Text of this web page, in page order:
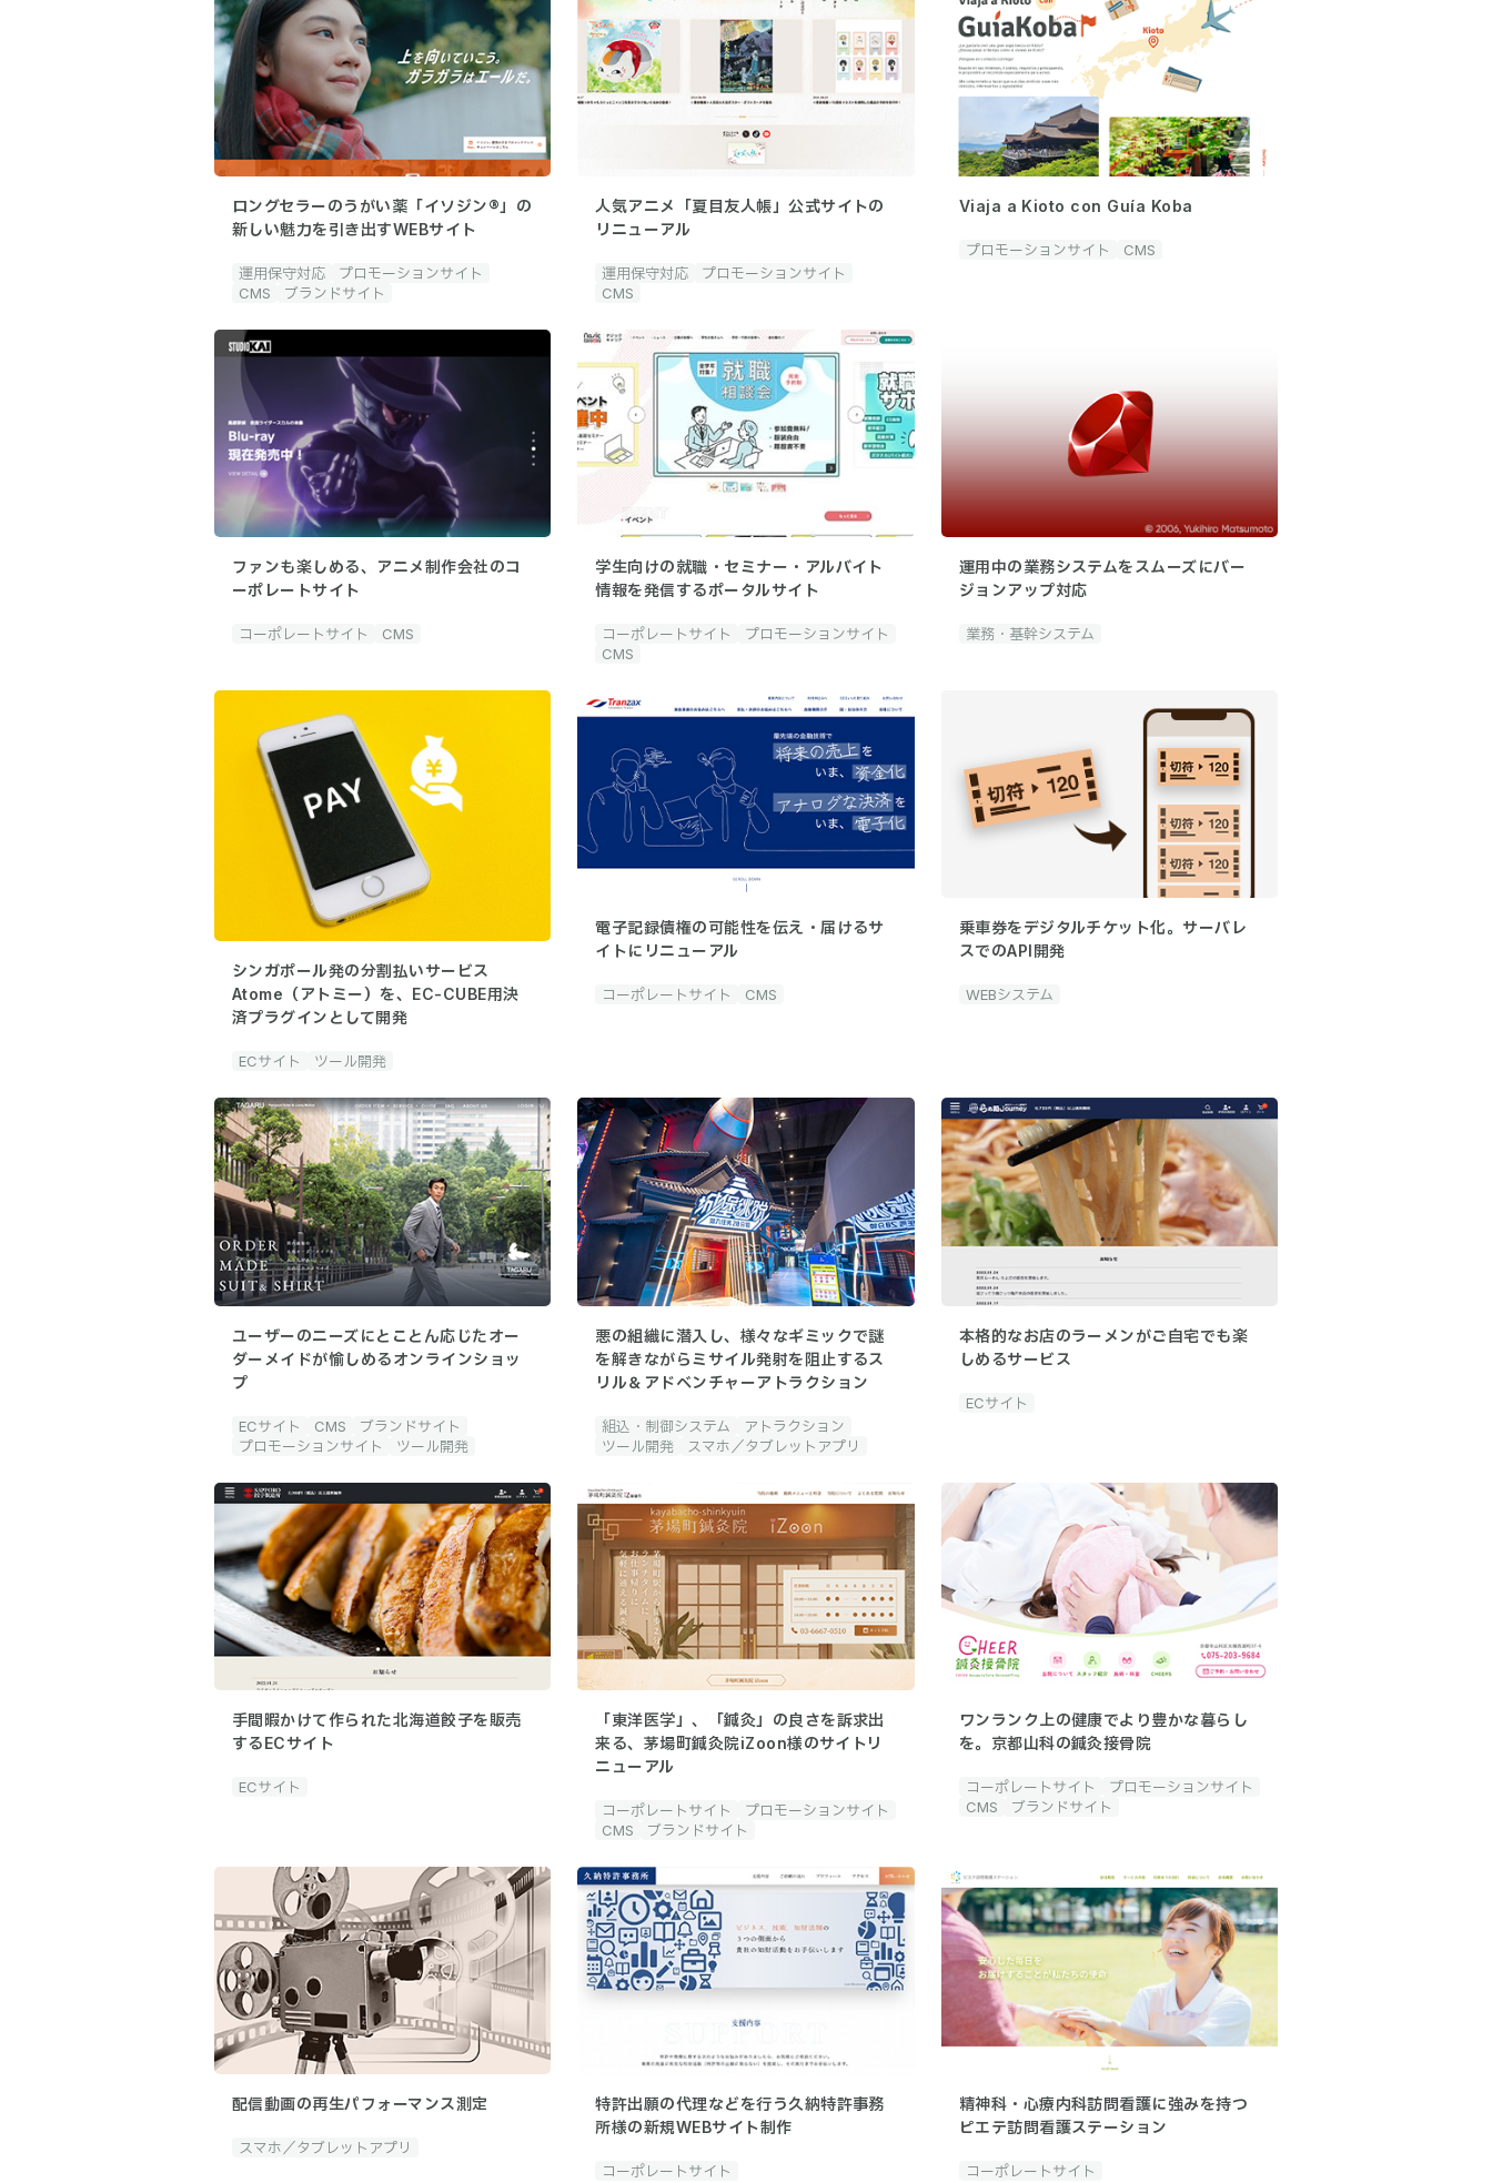
ロングセラーのうがい薬「イソジン®」の
新しい魅力を引き出すWEBサイト
運用保守対応
プロモーションサイト
CMS
ブランドサイト
人気アニメ「夏目友人帳」公式サイトの
リニューアル
運用保守対応
プロモーションサイト
CMS
Viaja a Kioto con Guía Koba
プロモーションサイト CMS
ファンも楽しめる、アニメ制作会社のコ
ーポレートサイト
コーポレートサイト CMS
学生向けの就職・セミナー・アルバイト
情報を発信するポータルサイト
コーポレートサイト
プロモーションサイト
CMS
運用中の業務システムをスムーズにバー
ジョンアップ対応
業務・基幹システム
シンガポール発の分割払いサービス
Atome（アトミー）を、EC-CUBE用決
済プラグインとして開発
ECサイト ツール開発
電子記録債権の可能性を伝え・届けるサ
イトにリニューアル
コーポレートサイト CMS
乗車券をデジタルチケット化。サーバレ
スでのAPI開発
WEBシステム
ユーザーのニーズにとことん応じたオー
ダーメイドが愉しめるオンラインショッ
プ
ECサイト CMS
ブランドサイト
プロモーションサイト
ツール開発
悪の組織に潜入し、様々なギミックで謎
を解きながらミサイル発射を阻止するス
リル＆アドベンチャーアトラクション
組込・制御システム
アトラクション
ツール開発
スマホ／タブレットアプリ
本格的なお店のラーメンがご自宅でも楽
しめるサービス
ECサイト
手間暇かけて作られた北海道餃子を販売
するECサイト
ECサイト
「東洋医学」、「鍼灸」の良さを訴求出
来る、茅場町鍼灸院iZoon様のサイトリ
ニューアル
コーポレートサイト
プロモーションサイト
CMS
ブランドサイト
ワンランク上の健康でより豊かな暮らし
を。京都山科の鍼灸接骨院
コーポレートサイト
プロモーションサイト
CMS
ブランドサイト
配信動画の再生パフォーマンス測定
スマホ／タブレットアプリ
特許出願の代理などを行う久納特許事務
所様の新規WEBサイト制作
コーポレートサイト
精神科・心療内科訪問看護に強みを持つ
ピエテ訪問看護ステーション
コーポレートサイト